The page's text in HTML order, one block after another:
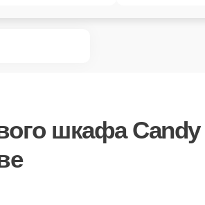
шкафа Candy